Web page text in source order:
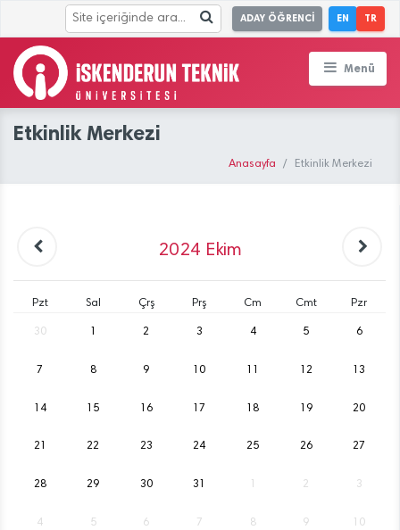
ADAY ÖĞRENCİ EN TR
Menü
Etkinlik Merkezi
Anasayfa Etkinlik Merkezi
2024 Ekim
Pzt Sal Çrş Prş Cm Cmt Pzr
30 2 3 4 5 6
7 8 9 10 12 13
14 15 16 17 18 19 20
21 22 23 24 25 26 27
28 29 30 31 2 3
4 5 6 7 8 9 10